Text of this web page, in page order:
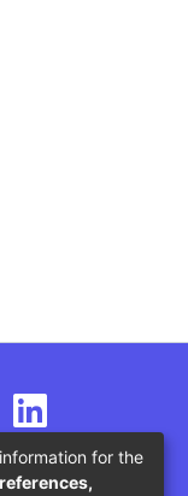
for the